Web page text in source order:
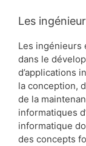
Les
Les ingénieurs
dans le
d’applications
la conception,
de la
informatiques
informatique
des concepts